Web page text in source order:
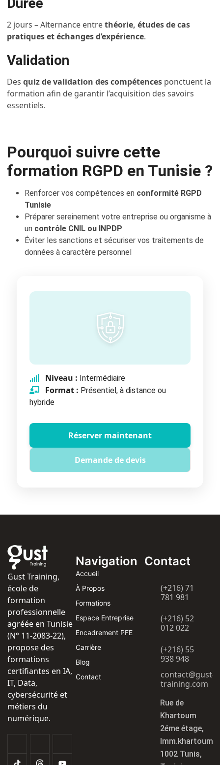
2 jours – Alternance entrethéorie, études de cas
pratiques et échanges d’expérience.
Validation
Desquiz de validation des compétences ponctuent la
formation afin de garantir l’acquisition des savoirs
essentiels.
Pourquoi suivre cette
formation RGPD en Tunisie ?
Renforcer vos compétences en conformité RGPD
Tunisie
Préparer sereinement votre entreprise ou organisme à
un contrôle CNIL ou INPDP
Éviter les sanctions et sécuriser vos traitements de
données à caractère personnel
Niveau : Intermédiaire
Format : Présentiel, à distance ou
hybride
Réserver maintenant
Demande de devis
Gust Training,
école de
formation
professionnelle
agréée en Tunisie
(N° 11-2083-22),
propose des
formations
certifiantes en IA,
IT, Data,
cybersécurité et
métiers du
numérique.
Navigation
Accueil
À Propos
Formations
Espace Entreprise
Encadrement PFE
Carrière
Blog
Contact
Contact
(+216) 71
781 981
(+216) 52
012 022
(+216) 55
938 948
contact@gust-
training.com
Rue de
Khartoum
2éme étage,
Imm.khartoum
1002 Tunis,